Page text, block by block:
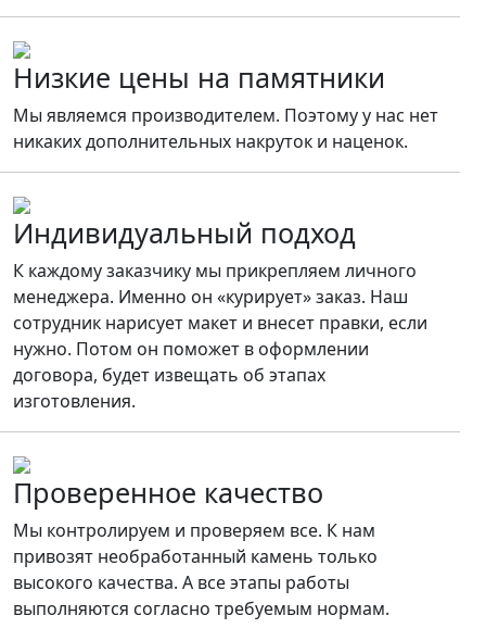
Низкие цены на памятники
Мы являемся производителем. Поэтому у нас нет
никаких дополнительных накруток и наценок.
Индивидуальный подход
К каждому заказчику мы прикрепляем личного
менеджера. Именно он «курирует» заказ. Наш
сотрудник нарисует макет и внесет правки, если
нужно. Потом он поможет в оформлении
договора, будет извещать об этапах
изготовления.
Проверенное качество
Мы контролируем и проверяем все. К нам
привозят необработанный камень только
высокого качества. А все этапы работы
выполняются согласно требуемым нормам.